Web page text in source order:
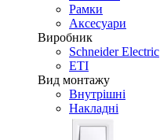
Рамки
Аксесуари
Виробник
Schneider Electric
ETI
Вид монтажу
Внутрішні
Накладні